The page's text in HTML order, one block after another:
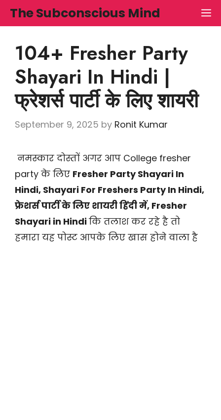
Skip
to
The Subconscious Mind
104+ Fresher Party
Shayari In Hindi |
फ्रेशर्स पार्टी के लिए शायरी
September 9, 2025 by Ronit Kumar
नमस्कार दोस्तों अगर आप College fresher
party के लिए Fresher Party Shayari In
Hindi, Shayari For Freshers Party In Hindi,
फ्रेशर्स पार्टी के लिए शायरी हिंदी में, Fresher
Shayari in Hindiकि तलाश कर रहे है तो
हमारा यह पोस्ट आपके लिए खास होने वाला है